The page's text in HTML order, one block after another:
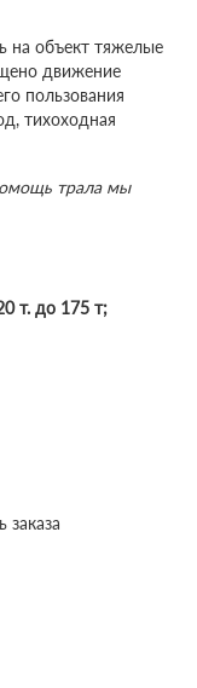
на объект тяжелые
движение
пользования
тихоходная
трала мы
т. до 175 т;
заказа